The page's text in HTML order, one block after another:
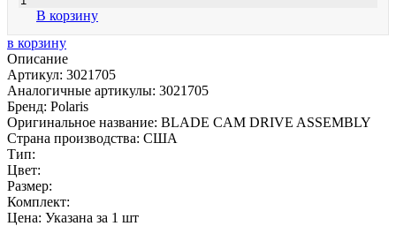
В корзину
в корзину
Описание
Артикул: 3021705
Аналогичные артикулы: 3021705
Бренд: Polaris
Оригинальное название: BLADE CAM DRIVE ASSEMBLY
Страна производства: США
Тип:
Цвет:
Размер:
Комплект:
Цена: Указана за 1 шт